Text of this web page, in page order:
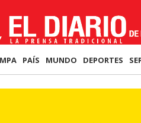
PAÍS MUNDO DEPORTES